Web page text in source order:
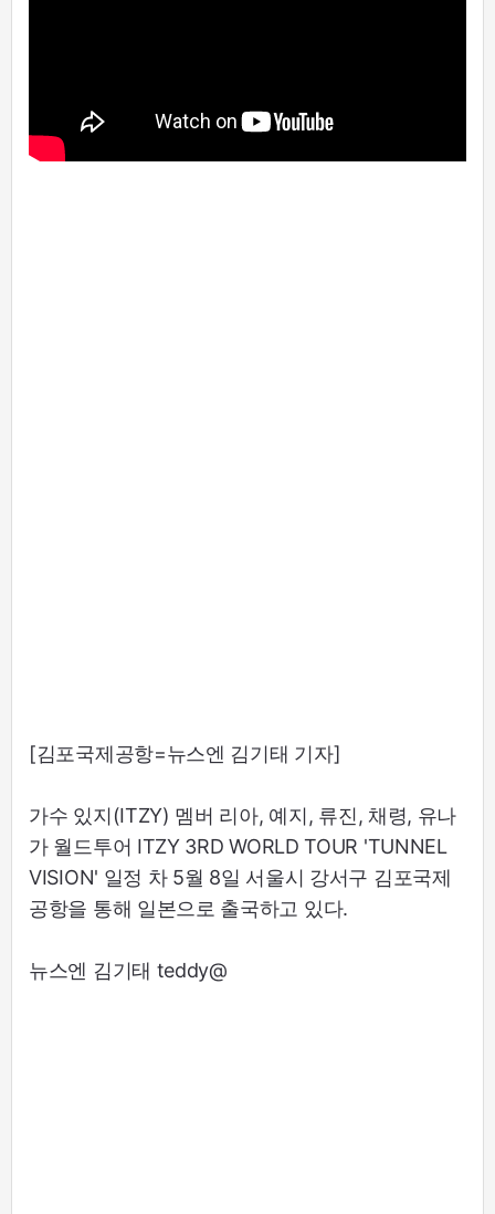
[김포국제공항=뉴스엔 김기태 기자]
가수 있지(ITZY) 멤버 리아, 예지, 류진, 채령, 유나
가 월드투어 ITZY 3RD WORLD TOUR 'TUNNEL
VISION' 일정 차 5월 8일 서울시 강서구 김포국제
공항을 통해 일본으로 출국하고 있다.
뉴스엔 김기태 teddy@